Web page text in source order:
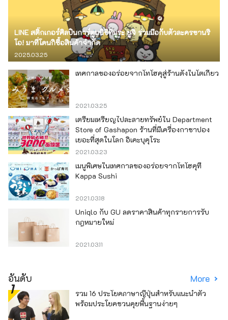
LINE สติ๊กเกอร์ศิลปินการ์ตูนนิชิทีมูระ ยูจิ ร่วมมือกับตัวละครซานริ
โอ! มาที่โดนกิซื้อสินค้าจำกัด
2025.03.25
เทศกาลของอร่อยจากโทโฮคุสู่ร้านดังในโตเกียว
2021.03.25
เตรียมเหรียญไปละลายทรัพย์ใน Department
Store of Gashapon ร้านที่มีเครื่องกาชาปอง
เยอะที่สุดในโลก อิเคะบุคุโระ
2021.03.23
เมนูพิเศษในเทศกาลของอร่อยจากโทโฮคุที่
Kappa Sushi
2021.03.18
Uniqlo กับ GU ลดราคาสินค้าทุกรายการรับ
กฎหมายใหม่
2021.03.11
อันดับ More
รวม 16 ประโยคภาษาญี่ปุ่นสำหรับแนะนำตัว
พร้อมประโยคชวนคุยพื้นฐานง่ายๆ